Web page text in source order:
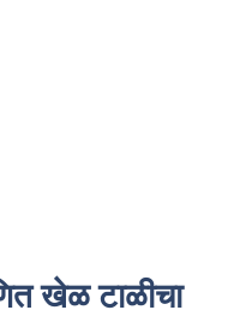
खेळ टाळीचा